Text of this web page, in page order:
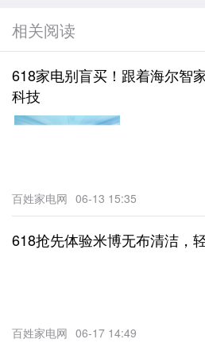
相关阅读
618家电别盲买！跟着海尔智
科技
百姓家电网 06-13 15:35
618抢先体验米博无布清洁，
百姓家电网 06-17 14:49